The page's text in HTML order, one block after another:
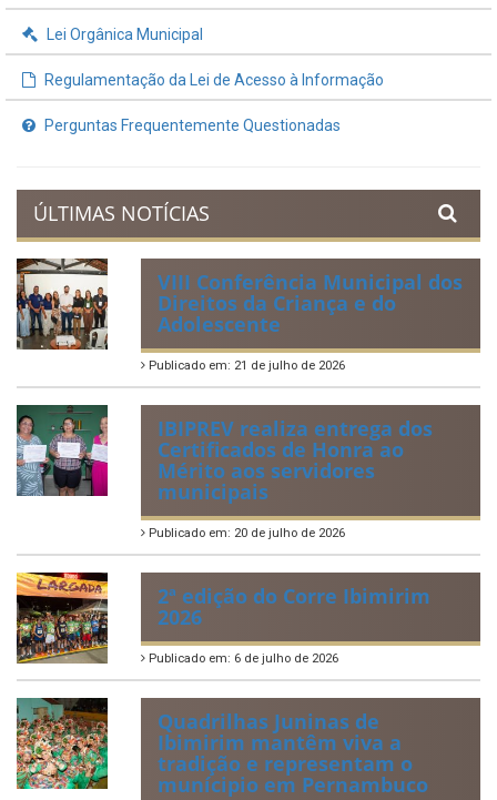
Lei Orgânica Municipal
Regulamentação da Lei de Acesso à Informação
Perguntas Frequentemente Questionadas
ÚLTIMAS NOTÍCIAS
VIII Conferência Municipal dos
Direitos da Criança e do
Adolescente
Publicado em: 21 de julho de 2026
IBIPREV realiza entrega dos
Certificados de Honra ao
Mérito aos servidores
municipais
Publicado em: 20 de julho de 2026
2ª edição do Corre Ibimirim
2026
Publicado em: 6 de julho de 2026
Quadrilhas Juninas de
Ibimirim mantêm viva a
tradição e representam o
munícipio em Pernambuco